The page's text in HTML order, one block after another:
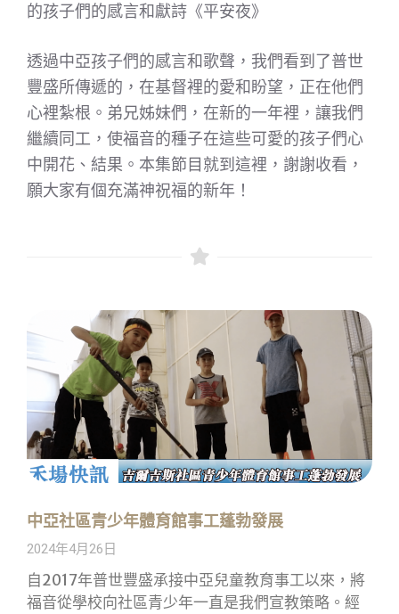
的孩子們的感言和獻詩《平安夜》
透過中亞孩子們的感言和歌聲，我們看到了普世
豐盛所傳遞的，在基督裡的愛和盼望，正在他們
心裡紮根。弟兄姊妹們，在新的一年裡，讓我們
繼續同工，使福音的種子在這些可愛的孩子們心
中開花、結果。本集節目就到這裡，謝謝收看，
願大家有個充滿神祝福的新年！
中亞社區青少年體育館事工蓬勃發展
2024年4月26日
自2017年普世豐盛承接中亞兒童教育事工以來，將
福音從學校向社區青少年一直是我們宣教策略。經